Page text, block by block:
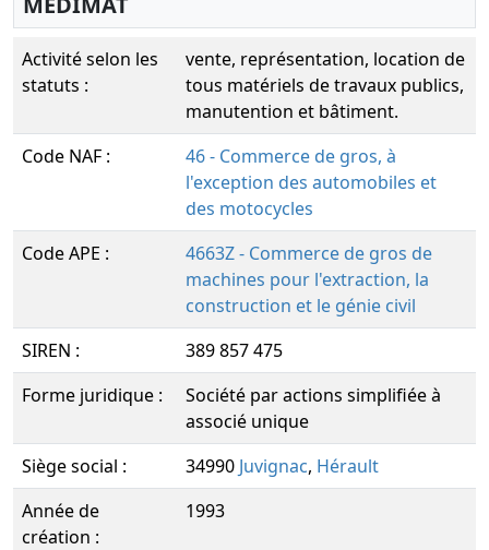
Activité selon les
statuts :
vente, représentation, location de
tous matériels de travaux publics,
manutention et bâtiment.
Code NAF :
46 - Commerce de gros, à
l'exception des automobiles et
des motocycles
Code APE :
4663Z - Commerce de gros de
machines pour l'extraction, la
construction et le génie civil
SIREN :
389 857 475
Forme juridique :
Société par actions simplifiée à
associé unique
Siège social :
34990 Juvignac, Hérault
Année de
création :
1993